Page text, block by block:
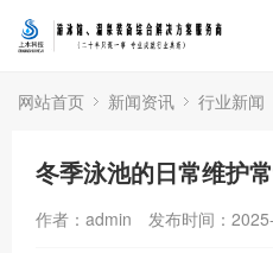
网站首页 新闻资讯 行业新闻
冬季泳池的日常维护
作者：admin 发布时间：